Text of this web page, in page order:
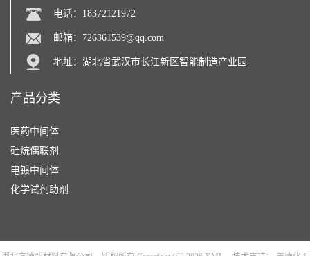
电话：18372121972
邮箱： 726361539@qq.com
地址：湖北省武汉市长江新区智能制造产业园
产品分类
医药中间体
硅烷偶联剂
电镀中间体
化学试剂助剂